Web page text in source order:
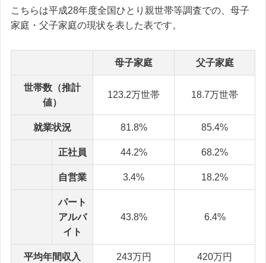
こちらは平成28年度全国ひとり親世帯等調査での、母子
家庭・父子家庭の現状を表した表です。
母子家庭 父子家庭
世帯数（推計
値）
123.2万世帯 18.7万世帯
就業状況 81.8% 85.4%
正社員 44.2% 68.2%
自営業 3.4% 18.2%
パート
アルバ
イト
43.8% 6.4%
平均年間収入 243万円 420万円